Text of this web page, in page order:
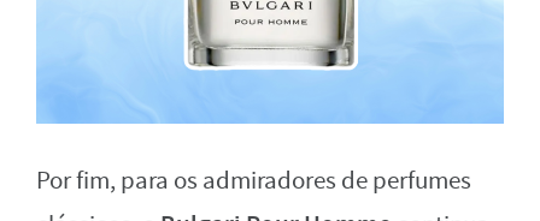
Por fim, para os admiradores de perfumes